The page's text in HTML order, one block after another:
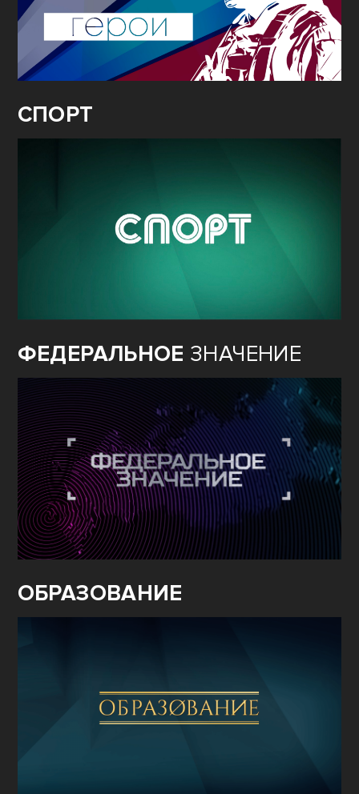
СПОРТ
ФЕДЕРАЛЬНОЕ ЗНАЧЕНИЕ
ОБРАЗОВАНИЕ